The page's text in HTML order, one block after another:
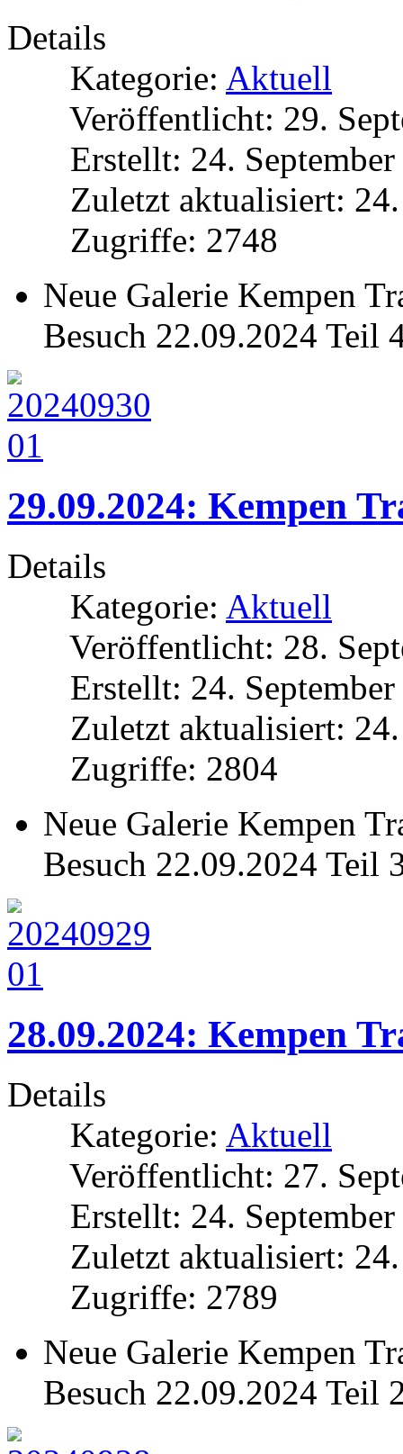
Details
Kategorie: Aktuell
Veröffentlicht: 29.
Erstellt: 24.
Zuletzt aktualisiert:
Zugriffe: 2748
Neue Galerie Kempen
Besuch 22.09.2024 Teil
29.09.2024: Kempen
Details
Kategorie: Aktuell
Veröffentlicht: 28.
Erstellt: 24.
Zuletzt aktualisiert:
Zugriffe: 2804
Neue Galerie Kempen
Besuch 22.09.2024 Teil
28.09.2024: Kempen
Details
Kategorie: Aktuell
Veröffentlicht: 27.
Erstellt: 24.
Zuletzt aktualisiert:
Zugriffe: 2789
Neue Galerie Kempen
Besuch 22.09.2024 Teil